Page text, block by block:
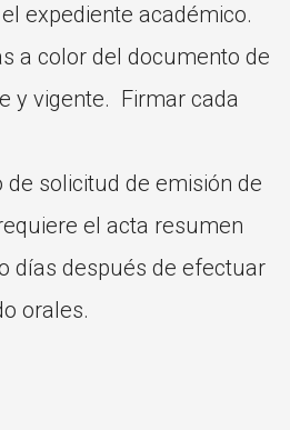
expediente académico.
a color del documento de
y vigente. Firmar cada
solicitud de emisión de
el acta resumen
días después de efectuar
orales.